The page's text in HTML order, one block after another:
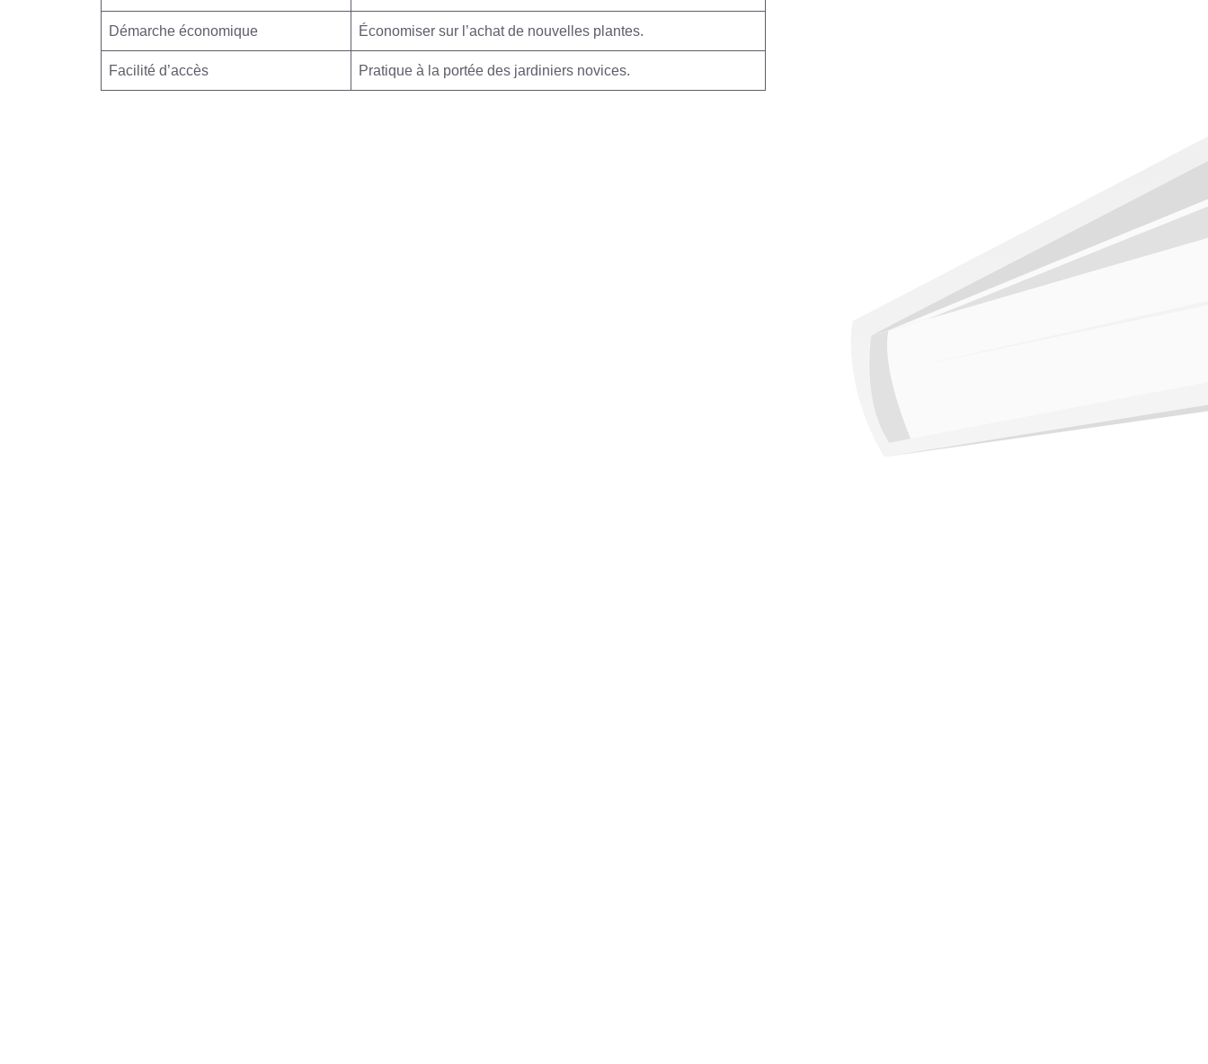
Démarche économique Économiser sur l’achat de nouvelles plantes.
Facilité d’accès Pratique à la portée des jardiniers novices.